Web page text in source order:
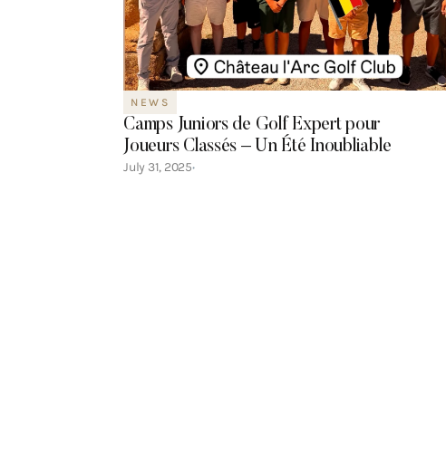
NEWS
Camps Juniors de Golf Expert pour
Joueurs Classés – Un Été Inoubliable
July 31, 2025